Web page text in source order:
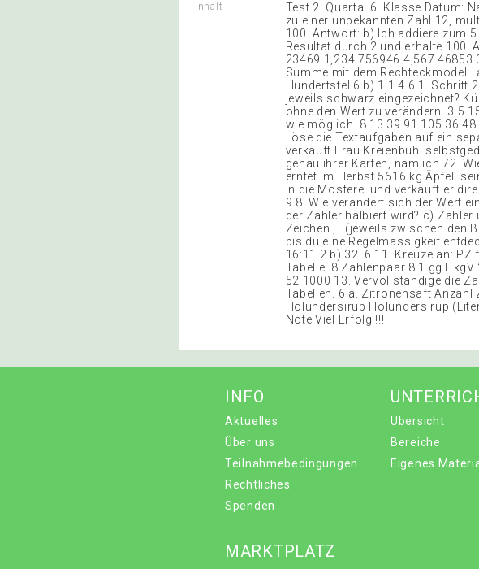
Inhalt
Test 2. Quartal 6. Klasse Datum:
zu einer unbekannten Zahl 12,
100. Antwort: b) Ich addiere zum
Resultat durch 2 und erhalte 100.
23469 1,234 756946 4,567 46853
Summe mit dem
Hundertstel 6 b) 1 1 4 6 1. Schritt
jeweils schwarz eingezeichnet?
ohne den Wert zu verändern. 3 5
wie möglich. 8 13 39 91 105 36
Löse die Textaufgaben auf ein
verkauft Frau Kreienbühl
genau ihrer Karten, nämlich 72.
erntet im Herbst 5616 kg Äpfel.
in die Mosterei und verkauft er
9 8. Wie verändert sich der Wert
der Zähler halbiert wird? c)
Zeichen , . (jeweils zwischen den
bis du eine Regelmässigkeit
16:11 2 b) 32: 6 11. Kreuze an:
Tabelle. 8 Zahlenpaar 8 1 ggT
52 1000 13. Vervollständige die
Tabellen. 6 a. Zitronensaft Anzahl
Holundersirup Holundersirup
Note Viel Erfolg !!!
INFO
Aktuelles
Über uns
Teilnahmebedingungen
Rechtliches
Spenden
Übersicht
Bereiche
Eigenes
MARKTPLATZ